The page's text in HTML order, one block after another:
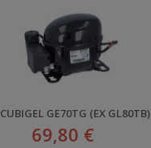
CUBIGEL GE70TG (EX GL80TB)
69,80 €